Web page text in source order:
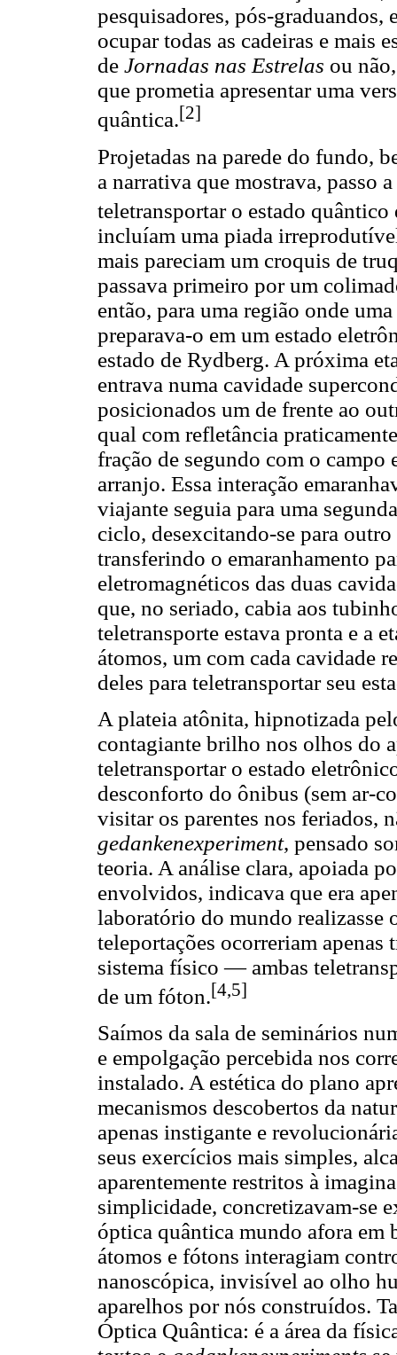
pesquisadores, pós-graduandos,
ocupar todas as cadeiras e mais
de Jornadas nas Estrelas ou
que prometia apresentar uma
quântica.[2]
Projetadas na parede do fundo,
a narrativa que mostrava, passo
teletransportar o estado quântico
incluíam uma piada
mais pareciam um croquis de
passava primeiro por um
então, para uma região onde
preparava-o em um estado
estado de Rydberg. A próxima
entrava numa cavidade
posicionados um de frente ao
qual com refletância
fração de segundo com o
arranjo. Essa interação
viajante seguia para uma
ciclo, desexcitando-se para
transferindo o emaranhamento
eletromagnéticos das duas
que, no seriado, cabia aos
teletransporte estava pronta e a
átomos, um com cada cavidade
deles para teletransportar seu
A plateia atônita, hipnotizada
contagiante brilho nos olhos do
teletransportar o estado
desconforto do ônibus (sem ar-
visitar os parentes nos feriados,
gedankenexperiment, pensado
teoria. A análise clara, apoiada
envolvidos, indicava que era
laboratório do mundo realizasse
teleportações ocorreriam apenas
sistema físico — ambas
de um fóton.[4,5]
Saímos da sala de seminários
e empolgação percebida nos
instalado. A estética do plano
mecanismos descobertos da
apenas instigante e
seus exercícios mais simples,
aparentemente restritos à
simplicidade, concretizavam-se
óptica quântica mundo afora em
átomos e fótons interagiam
nanoscópica, invisível ao olho
aparelhos por nós construídos.
Óptica Quântica: é a área da